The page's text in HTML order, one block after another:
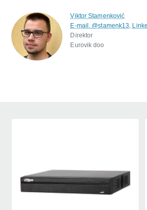
Viktor Stamenković
E-mail, @stamenk13,
Direktor
Eurovik doo